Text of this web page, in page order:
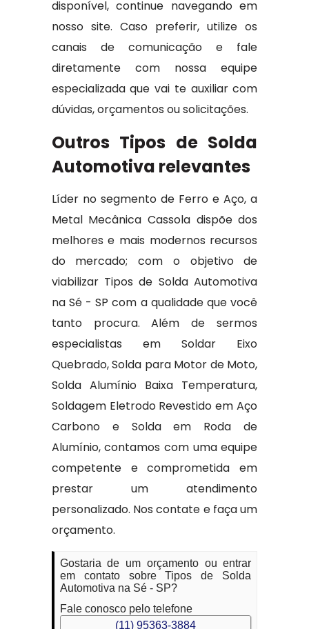
disponível, continue navegando em
nosso site. Caso preferir, utilize os
canais de comunicação e fale
diretamente com nossa equipe
especializada que vai te auxiliar com
dúvidas, orçamentos ou solicitações.
Outros Tipos de Solda
Automotiva relevantes
Líder no segmento de Ferro e Aço, a
Metal Mecânica Cassola dispõe dos
melhores e mais modernos recursos
do mercado; com o objetivo de
viabilizar Tipos de Solda Automotiva
na Sé - SP com a qualidade que você
tanto procura. Além de sermos
especialistas em Soldar Eixo
Quebrado, Solda para Motor de Moto,
Solda Alumínio Baixa Temperatura,
Soldagem Eletrodo Revestido em Aço
Carbono e Solda em Roda de
Alumínio, contamos com uma equipe
competente e comprometida em
prestar um atendimento
personalizado. Nos contate e faça um
orçamento.
Gostaria de um orçamento ou entrar
em contato sobre Tipos de Solda
Automotiva na Sé - SP?
Fale conosco pelo telefone
(11) 95363-3884